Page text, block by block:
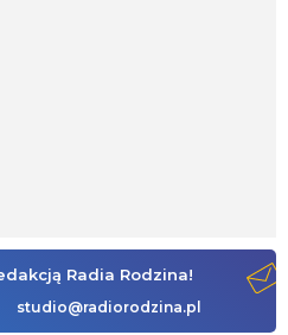
Radia Rodzina!
studio@radiorodzina.pl